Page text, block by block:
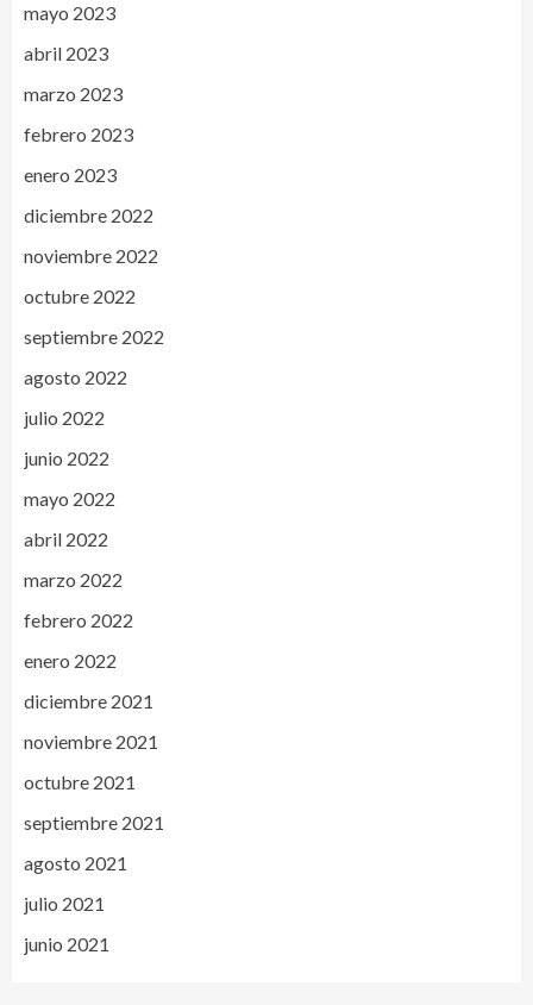
mayo 2023
abril 2023
marzo 2023
febrero 2023
enero 2023
diciembre 2022
noviembre 2022
octubre 2022
septiembre 2022
agosto 2022
julio 2022
junio 2022
mayo 2022
abril 2022
marzo 2022
febrero 2022
enero 2022
diciembre 2021
noviembre 2021
octubre 2021
septiembre 2021
agosto 2021
julio 2021
junio 2021